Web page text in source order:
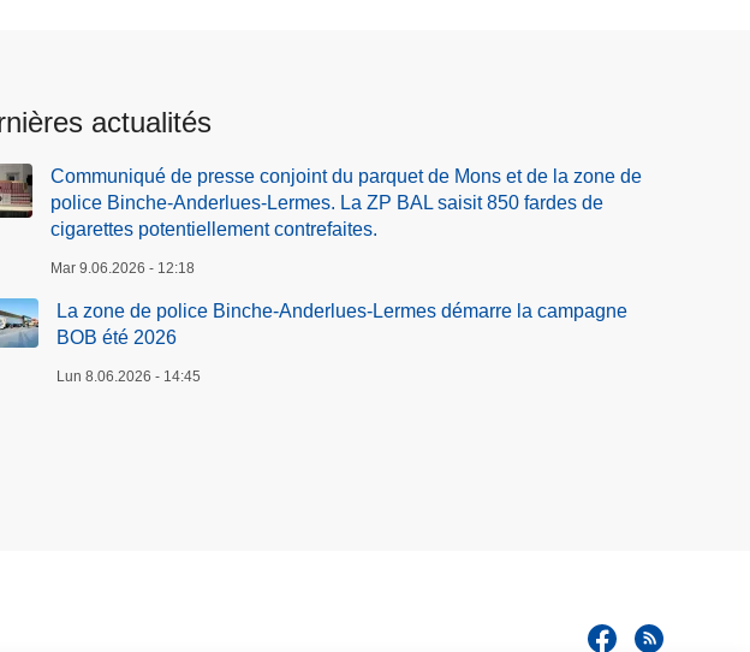
actualités
Communiqué de presse conjoint du parquet de Mons et de la zone de
police Binche-Anderlues-Lermes. La ZP BAL saisit 850 fardes de
cigarettes potentiellement contrefaites.
Mar 9.06.2026 - 12:18
La zone de police Binche-Anderlues-Lermes démarre la campagne
BOB été 2026
Lun 8.06.2026 - 14:45